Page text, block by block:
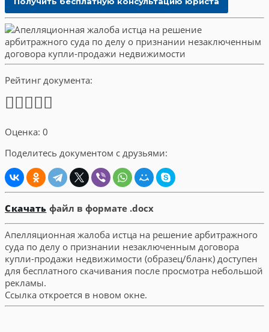
Рейтинг документа:
Оценка: 0
Поделитесь документом с друзьями:
Скачать файл в формате .docx
Апелляционная жалоба истца на решение арбитражного
суда по делу о признании незаключенным договора
купли-продажи недвижимости (образец/бланк) доступен
для бесплатного скачивания после просмотра небольшой
рекламы.
Ссылка откроется в новом окне.